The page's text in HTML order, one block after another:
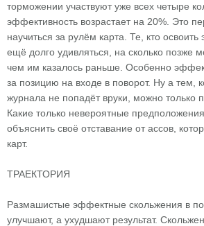
торможении участвуют уже всех четыре
эффективность возрастает на 20%. Это
научиться за рулём карта. Те, кто освоить
ещё долго удивляться, на сколько позже
чем им казалось раньше. Особенно
за позицию на входе в поворот. Ну а тем,
журнала не попадёт вруки, можно только
Какие только невероятные
объяснить своё отставание от ассов,
карт.
ТРАЕКТОРИЯ
Размашистые эффектные скольжения в
улучшают, а ухудшают результат.